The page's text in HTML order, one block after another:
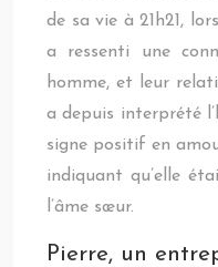
de sa vie à 21h21,
a ressenti une
homme, et leur
a depuis interprété
signe positif en
indiquant qu’elle
l’âme sœur.
Pierre, un